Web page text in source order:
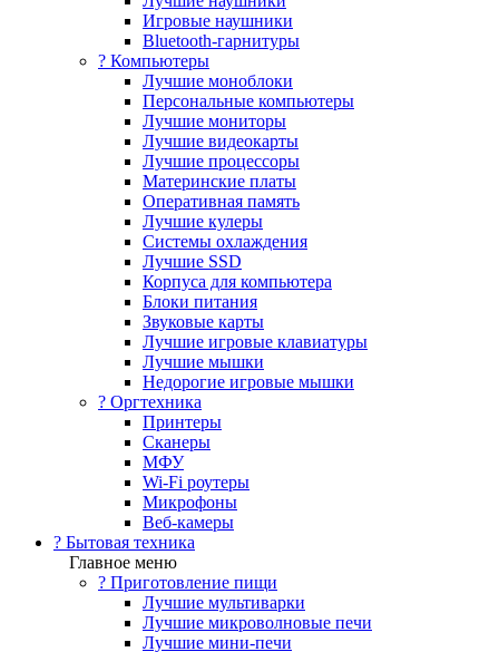
Игровые наушники
Bluetooth-гарнитуры
?️ Компьютеры
Лучшие моноблоки
Персональные компьютеры
Лучшие мониторы
Лучшие видеокарты
Лучшие процессоры
Материнские платы
Оперативная память
Лучшие кулеры
Системы охлаждения
Лучшие SSD
Корпуса для компьютера
Блоки питания
Звуковые карты
Лучшие игровые клавиатуры
Лучшие мышки
Недорогие игровые мышки
?️ Оргтехника
Принтеры
Сканеры
МФУ
Wi-Fi роутеры
Микрофоны
Веб-камеры
? Бытовая техника
Главное меню
? Приготовление пищи
Лучшие мультиварки
Лучшие микроволновые печи
Лучшие мини-печи